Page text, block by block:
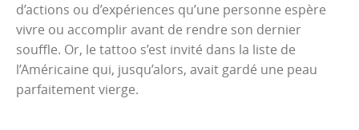
d’actions ou d’expériences qu’une personne espère
vivre ou accomplir avant de rendre son dernier
souffle. Or, le tattoo s’est invité dans la liste de
l’Américaine qui, jusqu’alors, avait gardé une peau
parfaitement vierge.